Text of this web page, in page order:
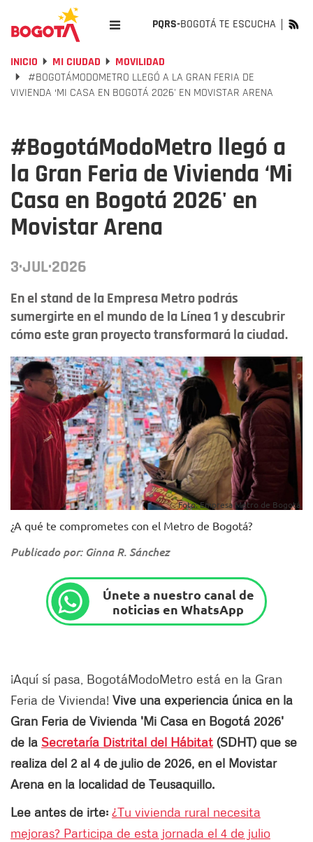
PQRS-BOGOTÁ TE ESCUCHA
INICIO MI CIUDAD
MOVILIDAD
#BOGOTÁMODOMETRO LLEGÓ A LA GRAN FERIA DE
VIVIENDA ‘MI CASA EN BOGOTÁ 2026' EN MOVISTAR ARENA
#BogotáModoMetro llegó a
la Gran Feria de Vivienda ‘Mi
Casa en Bogotá 2026' en
Movistar Arena
3·JUL·2026
En el stand de la Empresa Metro podrás
sumergirte en el mundo de la Línea 1 y descubrir
cómo este gran proyecto transformará la ciudad.
Foto: Empresa Metro de Bogotá.
¿A qué te comprometes con el Metro de Bogotá?
Publicado por: Ginna R. Sánchez
Únete a nuestro canal de
noticias en WhatsApp
¡Aquí sí pasa, BogotáModoMetro está en la Gran
Feria de Vivienda! Vive una experiencia única en la
Gran Feria de Vivienda 'Mi Casa en Bogotá 2026'
de la Secretaría Distrital del Hábitat (SDHT) que se
realiza del 2 al 4 de julio de 2026, en el Movistar
Arena en la localidad de Teusaquillo.
Lee antes de irte: ¿Tu vivienda rural necesita
mejoras? Participa de esta jornada el 4 de julio